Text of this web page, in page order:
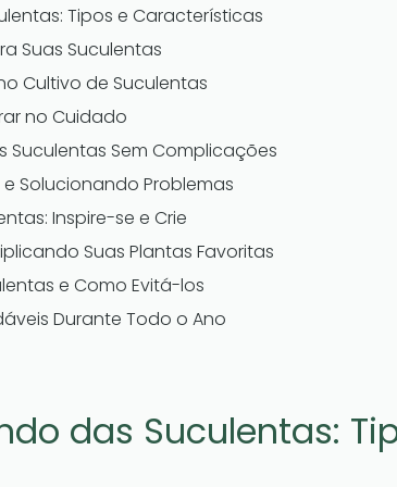
Tipos e Características
Suas Suculentas
Cultivo de Suculentas
no Cuidado
Suculentas Sem Complicações
Solucionando Problemas
Inspire-se e Crie
Suas Plantas Favoritas
e Como Evitá-los
Durante Todo o Ano
das Suculentas: